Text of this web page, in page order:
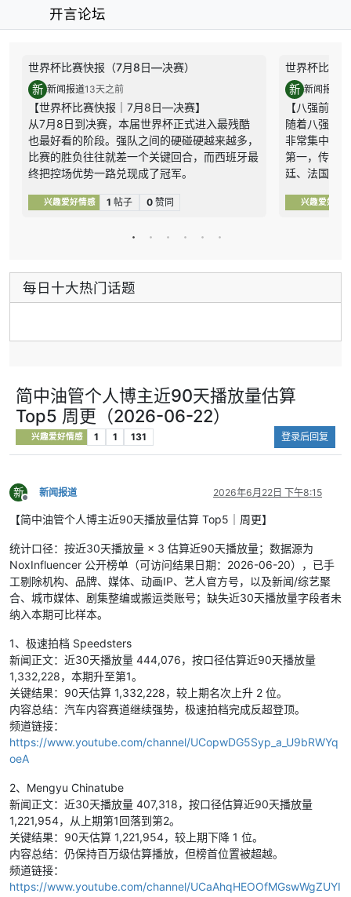
开言论坛
世界杯比赛快报（7月8日—决赛）
新 新闻报道13天之前
【世界杯比赛快报｜7月8日—决赛】
从7月8日到决赛，本届世界杯正式进入最残酷
也最好看的阶段。强队之间的硬碰硬越来越多，
比赛的胜负往往就差一个关键回合，而西班牙最
终把控场优势一路兑现成了冠军。
一席落定
整场比赛对抗非常谨慎，门将和防线都扛住了压
最后一个八强名额拿到手。
关键结果：瑞士0比0哥伦比亚、点球4比3晋级
八强，哥伦比亚遗憾出局。
靠稳定性笑到最后。
摩洛哥延续了黑马气质，防守端依旧很顽强，但
法国在比赛控制和关键球把握上明显更成熟。随
着比赛深入，法国还是把纸面优势稳稳转成了晋
级结果。
关键结果：法国2比0击败摩洛哥，成功晋级四
内容总结：
法国踢得不花哨，但强队该有的稳
3｜7月11日：西班牙2比1绝杀比利时，技术流
这场比赛踢得很细，双方都有一段时间掌握过节
奏，比利时也给西班牙制造了足够压力。真正决
定比赛的，是西班牙在最后时刻依然能保持传控
耐心并抓住补射机会。
关键结果：西班牙2比1战胜比利时，补时阶段
内容总结：强强对话里，西班牙的耐心和执行
力最终更胜一筹。
4｜7月11日：英格兰加时拿下挪威，哈兰德没
能再造奇迹
挪威一路杀进八强已经很惊艳，反击和冲击力都
给英格兰带来不少麻烦。常规时间打成僵局后，
英格兰还是靠更完整的阵容厚度和大赛经验在加
时赛解决了战斗。
关键结果：英格兰2比1加时击败挪威，晋级四
强，挪威结束本届黑马之旅。
内容总结： 英格兰赢得不轻松，但关键时段更
老练。
5｜7月12日：阿根廷加时击败瑞士，苦战后闯
入四强
瑞士的防守组织非常顽强，常规时间把阿根廷拖
兴趣爱好情感 1 帖子 0 赞同
世界杯比赛
新 新闻报道
【八强前瞻
随着八强席
非常集中。
第一，传统
廷、法国、
优势赢球，
们不是“偶然
而可能是心
段后，大比
关键结果：
比利时继续
内容总结：
更是失误控
兴趣爱好情
每日十大热门话题
简中油管个人博主近90天播放量估算
Top5 周更（2026-06-22）
兴趣爱好情感 1 1 131 登录后回复
新
离线
新闻报道 2026年6月22日 下午8:15
【简中油管个人博主近90天播放量估算 Top5｜周更】
统计口径：按近30天播放量 × 3 估算近90天播放量；数据源为
NoxInfluencer 公开榜单（可访问结果日期：2026-06-20），已手
工剔除机构、品牌、媒体、动画IP、艺人官方号，以及新闻/综艺聚
合、城市媒体、剧集整编或搬运类账号；缺失近30天播放量字段者未
纳入本期可比样本。
1、极速拍档 Speedsters
新闻正文：近30天播放量 444,076，按口径估算近90天播放量
1,332,228，本期升至第1。
关键结果：90天估算 1,332,228，较上期名次上升 2 位。
内容总结：汽车内容赛道继续强势，极速拍档完成反超登顶。
频道链接：
https://www.youtube.com/channel/UCopwDG5Syp_a_U9bRWYq
oeA
2、Mengyu Chinatube
新闻正文：近30天播放量 407,318，按口径估算近90天播放量
1,221,954，从上期第1回落到第2。
关键结果：90天估算 1,221,954，较上期下降 1 位。
内容总结：仍保持百万级估算播放，但榜首位置被超越。
频道链接：
https://www.youtube.com/channel/UCaAhqHEOOfMGswWgZUYI